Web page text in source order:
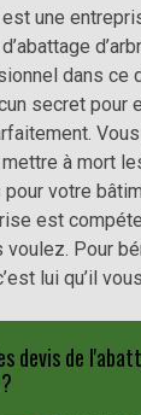
une
dans ce
secret pour
à mort
votre
est
Pour
lui qu’il
devis de